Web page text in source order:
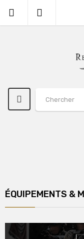
ÉQUIPEMENTS &